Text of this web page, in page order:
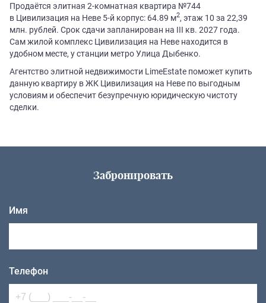
Продаётся элитная 2-комнатная квартира №744
в Цивилизация на Неве 5-й корпус: 64.89 м2, этаж 10 за 22,39
млн. рублей. Срок сдачи запланирован на III кв. 2027 года.
Сам жилой комплекс Цивилизация на Неве находится в
удобном месте, у станции метро Улица Дыбенко.
Агентство элитной недвижимости LimeEstate поможет купить
данную квартиру в ЖК Цивилизация на Неве по выгодным
условиям и обеспечит безупречную юридическую чистоту
сделки.
Забронировать
Имя
Телефон